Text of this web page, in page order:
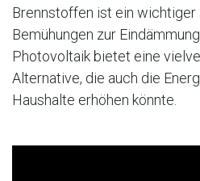
Brennstoffen ist ein
Bemühungen zur
Photovoltaik bietet eine
Alternative, die auch die
Haushalte erhöhen könnte.